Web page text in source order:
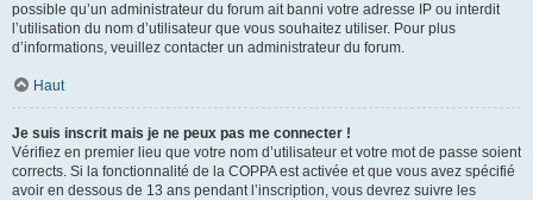
possible qu’un administrateur du forum ait banni votre adresse IP ou interdit
l’utilisation du nom d’utilisateur que vous souhaitez utiliser. Pour plus
d’informations, veuillez contacter un administrateur du forum.
Haut
Je suis inscrit mais je ne peux pas me connecter !
Vérifiez en premier lieu que votre nom d’utilisateur et votre mot de passe soient
corrects. Si la fonctionnalité de la COPPA est activée et que vous avez spécifié
avoir en dessous de 13 ans pendant l’inscription, vous devrez suivre les